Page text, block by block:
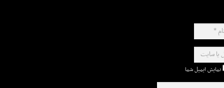
نمایش ایمیل شما